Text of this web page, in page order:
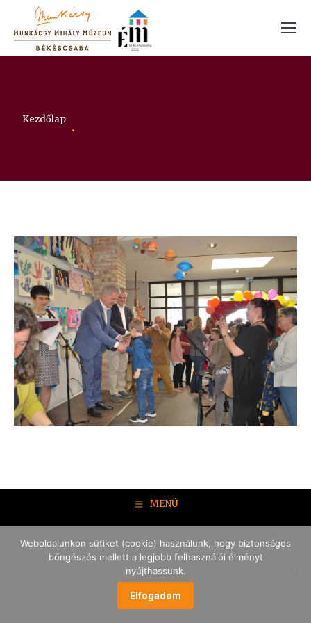
Itt vagy:
Kezdőlap
MENÜ
Weboldalunkon sütiket (cookie) használunk, hogy biztonságos
böngészés mellett a legjobb felhasználói élményt
nyújthassunk.
Elfogadom